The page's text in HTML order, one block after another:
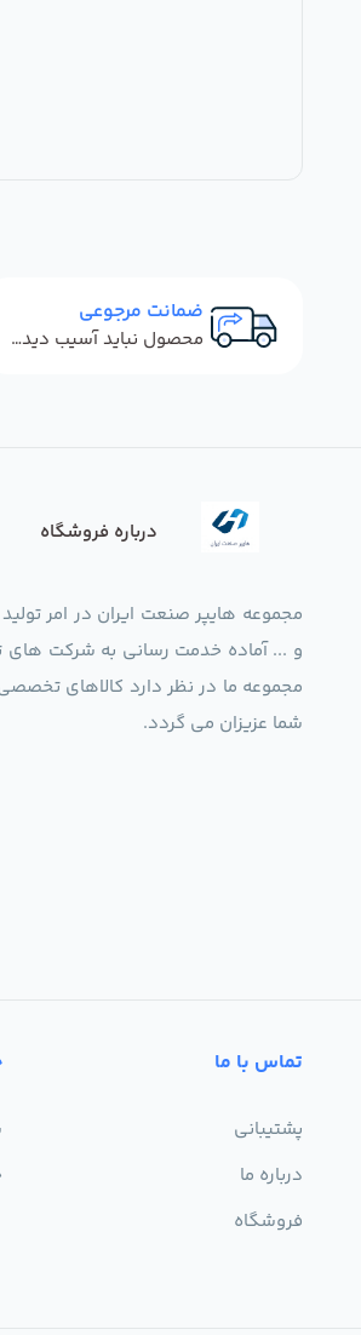
ضمانت مرجوعی
محصول نباید آسیب دیده باشد
درباره فروشگاه
مجموعه هایپر صنعت ایران در امر
و ... آماده خدمت رسانی به شرکت های
شما عزیزان می گردد.
تماس با ما
پشتیبانی
درباره ما
فروشگاه